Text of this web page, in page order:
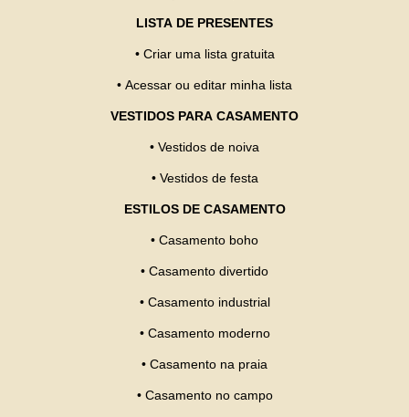
LISTA DE PRESENTES
• Criar uma lista gratuita
• Acessar ou editar minha lista
VESTIDOS PARA CASAMENTO
• Vestidos de noiva
• Vestidos de festa
ESTILOS DE CASAMENTO
• Casamento boho
• Casamento divertido
• Casamento industrial
• Casamento moderno
• Casamento na praia
• Casamento no campo